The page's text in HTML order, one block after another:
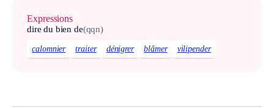
Expressions
dire du bien de(qqn)
calomnier traiter dénigrer blâmer vilipender